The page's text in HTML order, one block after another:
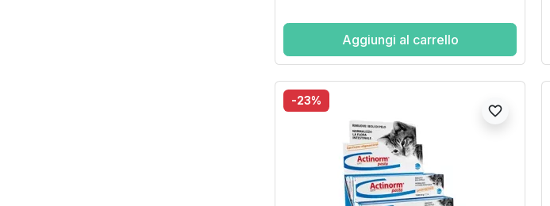
Aggiungi al carrello
-23%
favorite_border